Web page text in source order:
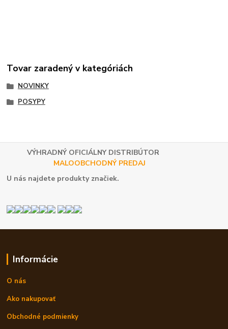
Tovar zaradený v kategóriách
NOVINKY
POSYPY
VÝHRADNÝ OFICIÁLNY DISTRIBÚTOR
MALOOBCHODNÝ PREDAJ
U nás najdete produkty značiek.
Informácie
O nás
Ako nakupovať
Obchodné podmienky